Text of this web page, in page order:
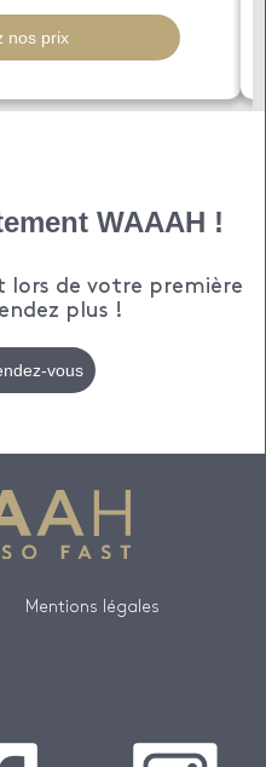
nos prix
WAAAH !
lors de votre première
plus !
vous
Mentions légales